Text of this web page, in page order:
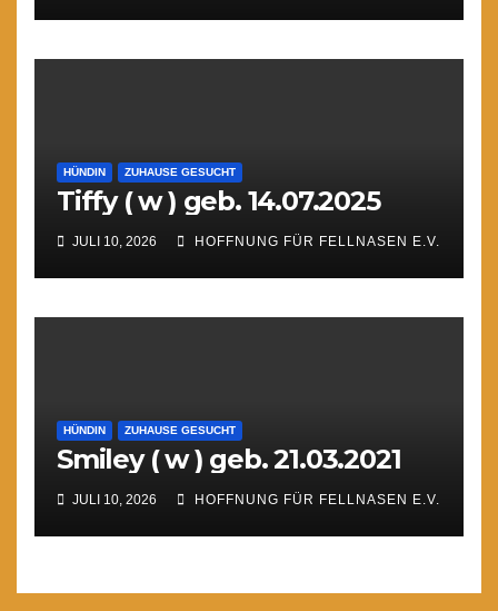
HÜNDIN ZUHAUSE GESUCHT
Tiffy ( w ) geb. 14.07.2025
JULI 10, 2026 HOFFNUNG FÜR FELLNASEN E.V.
HÜNDIN ZUHAUSE GESUCHT
Smiley ( w ) geb. 21.03.2021
JULI 10, 2026 HOFFNUNG FÜR FELLNASEN E.V.